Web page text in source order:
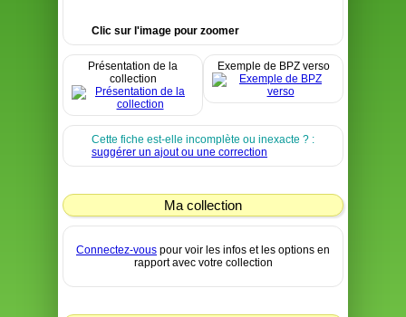
Clic sur l'image pour zoomer
Présentation de la
collection
Exemple de BPZ verso
Cette fiche est-elle incomplète ou inexacte ? :
suggérer un ajout ou une correction
Ma collection
Connectez-vous pour voir les infos et les options en
rapport avec votre collection